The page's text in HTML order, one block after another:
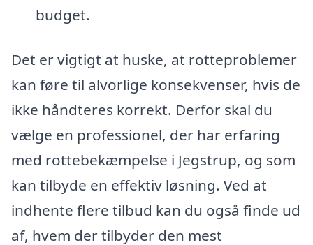
budget.
Det er vigtigt at huske, at rotteproblemer
kan føre til alvorlige konsekvenser, hvis de
ikke håndteres korrekt. Derfor skal du
vælge en professionel, der har erfaring
med rottebekæmpelse i Jegstrup, og som
kan tilbyde en effektiv løsning. Ved at
indhente flere tilbud kan du også finde ud
af, hvem der tilbyder den mest